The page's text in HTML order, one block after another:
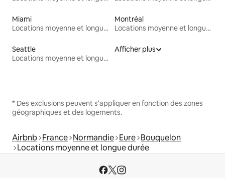
Miami
Locations moyenne et longue durée
Montréal
Locations moyenne et longue durée
Seattle
Locations moyenne et longue durée
Afficher plus
* Des exclusions peuvent s'appliquer en fonction des zones
géographiques et des logements.
Airbnb France Normandie Eure Bouquelon
Locations moyenne et longue durée